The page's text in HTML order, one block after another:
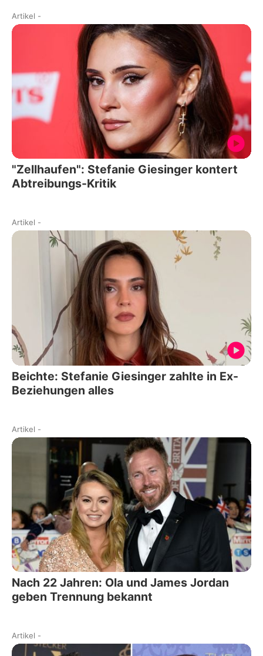
Artikel -
"Zellhaufen": Stefanie Giesinger kontert
Abtreibungs-Kritik
Artikel -
Beichte: Stefanie Giesinger zahlte in Ex-
Beziehungen alles
Artikel -
Nach 22 Jahren: Ola und James Jordan
geben Trennung bekannt
Artikel -